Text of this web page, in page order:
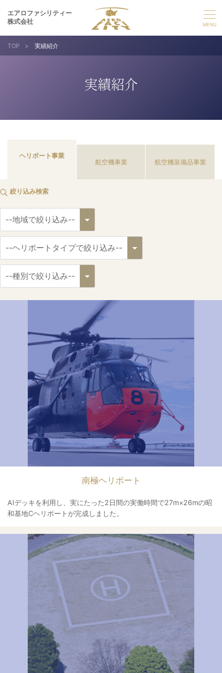
エアロファシリティー
株式会社
選ばれる理由
病院関係者の方
自治体関係者の方
設計及び建築関係者の方
English
TOP > 実績紹介
実績紹介
ヘリポート事業
航空機事業 航空機装備品事業
絞り込み検索
南極ヘリポート
AIデッキを利用し、実にたった2日間の実働時間で27m×26mの昭
和基地Cヘリポートが完成しました。